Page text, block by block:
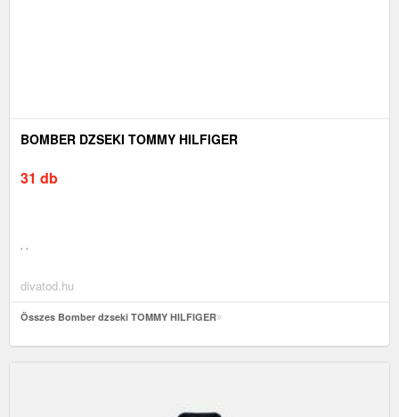
BOMBER DZSEKI TOMMY HILFIGER
31 db
' '
divatod.hu
Összes Bomber dzseki TOMMY HILFIGER